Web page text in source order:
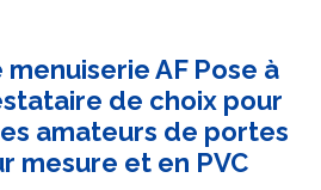
AF Pose à
de choix pour
amateurs de portes
mesure et en PVC